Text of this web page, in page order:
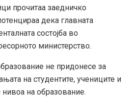
прочитаа заедничко
дека главната
состојба во
министерство.
не придонесе за
на студентите, учениците и
на образование.